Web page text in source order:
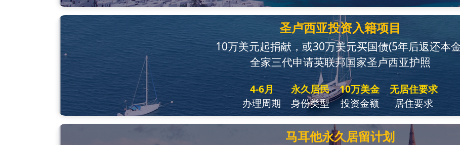
圣卢西亚投资入籍项目
10万美元起捐献，或30万美元买国债(5年后返还本
全家三代申请英联邦国家圣卢西亚护照
4-6月
办理周期
永久居民
身份类型
10万美金
投资金额
无居住要求
居住要求
马耳他永久居留计划